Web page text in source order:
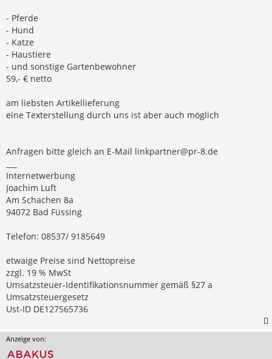
- Pferde
- Hund
- Katze
- Haustiere
- und sonstige Gartenbewohner
59,- € netto
am liebsten Artikellieferung
eine Texterstellung durch uns ist aber auch möglich
Anfragen bitte gleich an E-Mail linkpartner@pr-8.de
Internetwerbung
Joachim Luft
Am Schachen 8a
94072 Bad Füssing
Telefon: 08537/ 9185649
etwaige Preise sind Nettopreise
zzgl. 19 % MwSt
Umsatzsteuer-Identifikationsnummer gemäß §27 a
Umsatzsteuergesetz
Ust-ID DE127565736
Anzeige von: